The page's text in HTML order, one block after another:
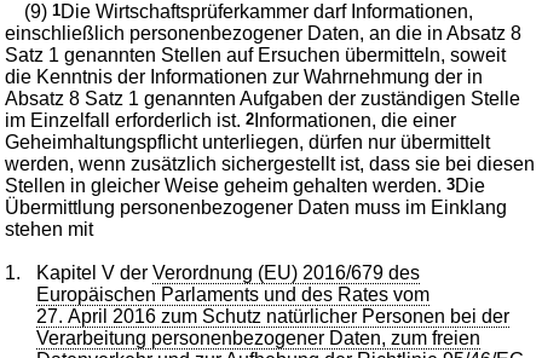
(9)1Die Wirtschaftsprüferkammer darf Informationen,
einschließlich personenbezogener Daten, an die in Absatz 8
Satz 1 genannten Stellen auf Ersuchen übermitteln, soweit
die Kenntnis der Informationen zur Wahrnehmung der in
Absatz 8 Satz 1 genannten Aufgaben der zuständigen Stelle
im Einzelfall erforderlich ist.2 Informationen, die einer
Geheimhaltungspflicht unterliegen, dürfen nur übermittelt
werden, wenn zusätzlich sichergestellt ist, dass sie bei diesen
Stellen in gleicher Weise geheim gehalten werden.3Die
Übermittlung personenbezogener Daten muss im Einklang
stehen mit
1. Kapitel V derVerordnung (EU) 2016/679 des
Europäischen Parlaments und des Rates vom
27. April 2016 zum Schutz natürlicher Personen bei der
Verarbeitung personenbezogener Daten, zum freien